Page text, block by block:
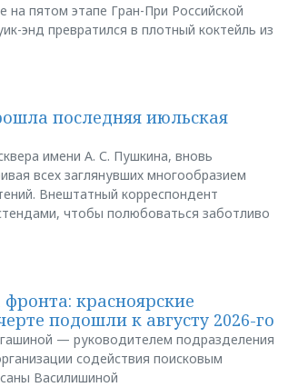
пятом этапе Гран-При Российской
энд превратился в плотный коктейль из
последняя июльская
имени А. С. Пушкина, вновь
всех заглянувших многообразием
Внештатный корреспондент
чтобы полюбоваться заботливо
красноярские
подошли к августу 2026-го
— руководителем подразделения
содействия поисковым
Василишиной